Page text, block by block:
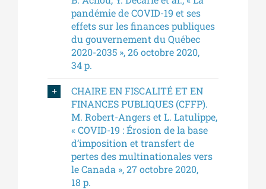
pandémie de COVID-19 et ses
effets sur les finances publiques
du gouvernement du Québec
2020-2035 », 26 octobre 2020,
34 p.
CHAIRE EN FISCALITÉ ET EN
FINANCES PUBLIQUES (CFFP).
M. Robert-Angers et L. Latulippe,
« COVID-19 : Érosion de la base
d’imposition et transfert de
pertes des multinationales vers
le Canada », 27 octobre 2020,
18 p.